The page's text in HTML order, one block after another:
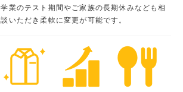
学業のテスト期間やご家族の長期休みなども相
談いただき柔軟に変更が可能です。